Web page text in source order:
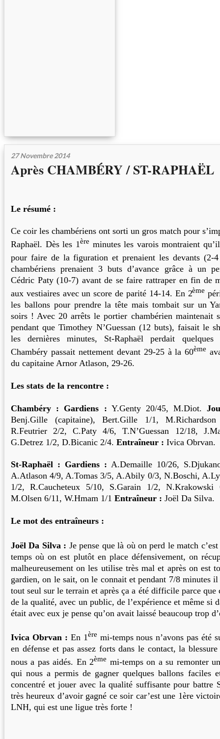
27 Novembre 2014
Après CHAMBÉRY / ST-RAPHAËL
Le résumé :
Ce coir les chambériens ont sorti un gros match pour
Raphaël. Dès les 1ère minutes les varois montraient
pour faire de la figuration et prenaient les devants (2-
chambériens prenaient 3 buts d’avance grâce à un
Cédric Paty (10-7) avant de se faire rattraper en fin de
aux vestiaires avec un score de parité 14-14. En 2ème
les ballons pour prendre la tête mais tombait sur un
soirs ! Avec 20 arrêts le portier chambérien maintenait
pendant que Timothey N’Guessan (12 buts), faisait le
les dernières minutes, St-Raphaël perdait
Chambéry passait nettement devant 29-25 à la 60ème
du capitaine Arnor Atlason, 29-26.
Les stats de la rencontre :
Chambéry : Gardiens : Y.Genty 20/45, M.Diot.
Benj.Gille (capitaine), Bert.Gille 1/1,
R.Feutrier 2/2, C.Paty 4/6, T.N’Guessan 12/18,
G.Detrez 1/2, D.Bicanic 2/4. Entraîneur : Ivica Obrvan.
St-Raphaël : Gardiens : A.Demaille 10/26,
A.Atlason 4/9, A.Tomas 3/5, A.Abily 0/3, N.Boschi,
1/2, R.Caucheteux 5/10, S.Garain 1/2,
M.Olsen 6/11, W.Hmam 1/1 Entraîneur : Joël Da Silva.
Le mot des entraîneurs :
Joël Da Silva : Je pense que là où on perd le match
temps où on est plutôt en place défensivement, on
malheureusement on les utilise très mal et après on est
gardien, on le sait, on le connait et pendant 7/8 minutes
tout seul sur le terrain et après ça a été difficile parce que
de la qualité, avec un public, de l’expérience et même si
était avec eux je pense qu’on avait laissé beaucoup trop
Ivica Obrvan : En 1ère mi-temps nous n’avons pas été
en défense et pas assez forts dans le contact, la
nous a pas aidés. En 2ème mi-temps on a su remonter
qui nous a permis de gagner quelques ballons faciles
concentré et jouer avec la qualité suffisante pour battre
très heureux d’avoir gagné ce soir car’est une 1ère
LNH, qui est une ligue très forte !